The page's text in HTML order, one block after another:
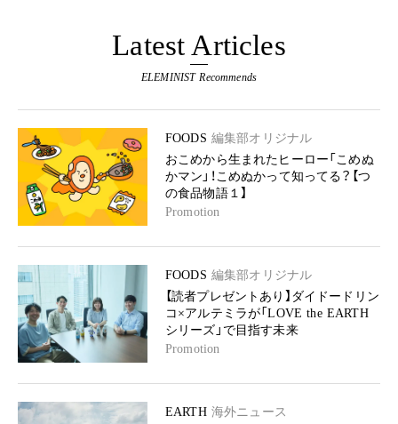
Latest Articles
ELEMINIST Recommends
FOODS 編集部オリジナル
おこめから生まれたヒーロー「こめぬ
かマン」！こめぬかって知ってる？【つ
の食品物語１】
Promotion
FOODS 編集部オリジナル
【読者プレゼントあり】ダイドードリン
コ×アルテミラが「LOVE the EARTH
シリーズ」で目指す未来
Promotion
EARTH 海外ニュース